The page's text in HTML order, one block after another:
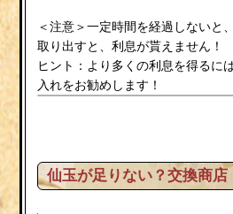
＜注意＞一定時間を経過しないと
取り出すと、利息が貰えません！
ヒント：より多くの利息を得るに
入れをお勧めします！
仙玉が足りない？交換商